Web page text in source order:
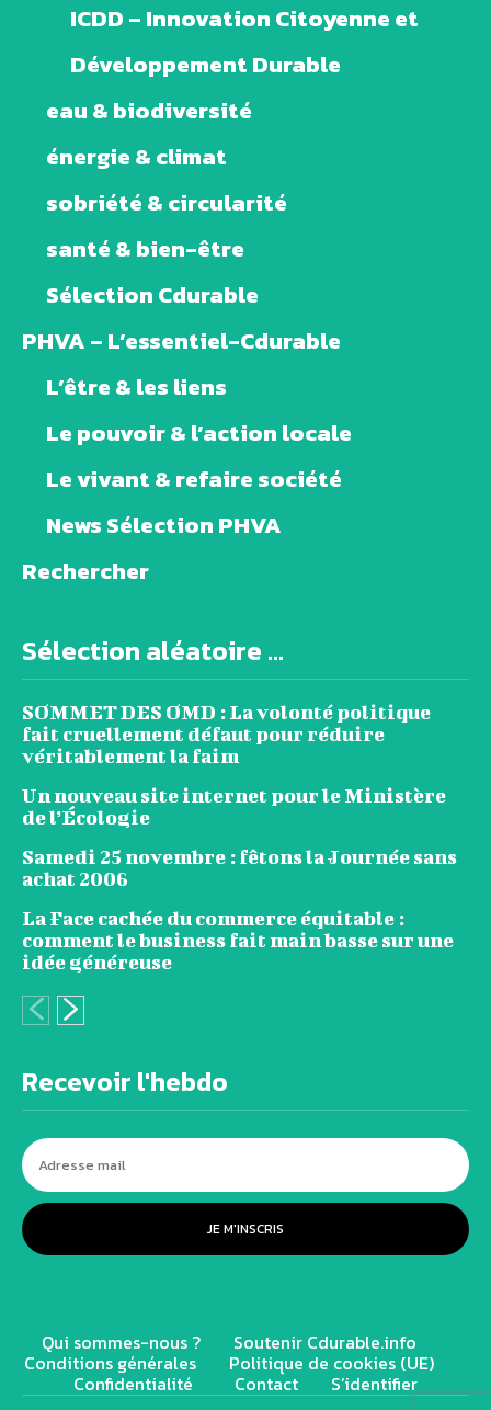
ICDD – Innovation Citoyenne et
Développement Durable
eau & biodiversité
énergie & climat
sobriété & circularité
santé & bien-être
Sélection Cdurable
PHVA – L’essentiel-Cdurable
L’être & les liens
Le pouvoir & l’action locale
Le vivant & refaire société
News Sélection PHVA
Rechercher
Sélection aléatoire ...
SOMMET DES OMD : La volonté politique
fait cruellement défaut pour réduire
véritablement la faim
Un nouveau site internet pour le Ministère
de l’Écologie
Samedi 25 novembre : fêtons la Journée sans
achat 2006
La Face cachée du commerce équitable :
comment le business fait main basse sur une
idée généreuse
Recevoir l'hebdo
JE M'INSCRIS
Qui sommes-nous ? Soutenir Cdurable.info
Conditions générales Politique de cookies (UE)
Confidentialité Contact S’identifier